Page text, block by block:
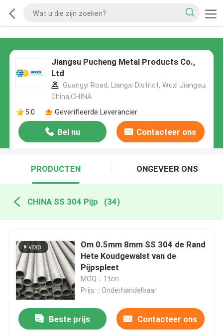
Jiangsu Pucheng Metal Products Co.,
Ltd
Guangyi Road, Liangxi District, Wuxi Jiangsu,
China,CHINA
5.0
Geverifieerde Leverancier
Bel nu Contacteer ons
PRODUCTEN ONGEVEER ONS
CHINA SS 304 Pijp (34)
Om 0.5mm 8mm SS 304 de Rand
Hete Koudgewalst van de
Pijpspleet
MOQ：1ton
Prijs：Onderhandelbaar
Beste prijs Contacteer ons